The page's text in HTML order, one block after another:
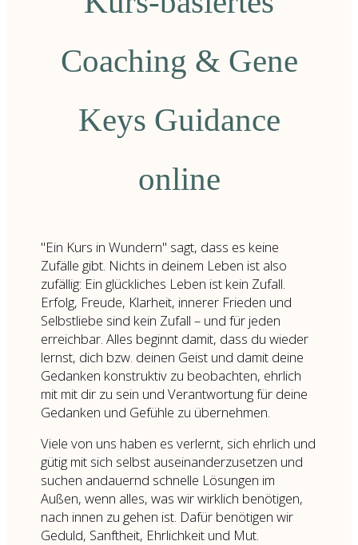
Coaching & Gene
Keys Guidance
online
"Ein Kurs in Wundern" sagt, dass es keine
Zufälle gibt. Nichts in deinem Leben ist also
zufällig: Ein glückliches Leben ist kein Zufall.
Erfolg, Freude, Klarheit, innerer Frieden und
Selbstliebe sind kein Zufall – und für jeden
erreichbar. Alles beginnt damit, dass du wieder
lernst, dich bzw. deinen Geist und damit deine
Gedanken konstruktiv zu beobachten, ehrlich
mit mit dir zu sein und Verantwortung für deine
Gedanken und Gefühle zu übernehmen.
Viele von uns haben es verlernt, sich ehrlich und
gütig mit sich selbst auseinanderzusetzen und
suchen andauernd schnelle Lösungen im
Außen, wenn alles, was wir wirklich benötigen,
nach innen zu gehen ist. Dafür benötigen wir
Geduld, Sanftheit, Ehrlichkeit und Mut.